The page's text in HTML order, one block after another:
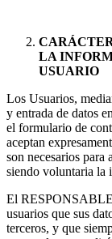
LA
USUARIO
Los Usuarios,
y entrada de datos
el formulario de
aceptan
son necesarios para
siendo voluntaria la
El RESPONSABLE
usuarios que sus
terceros, y que